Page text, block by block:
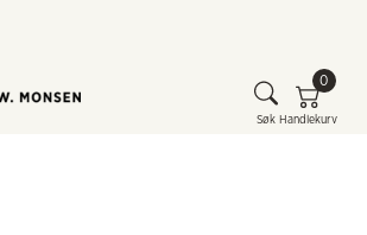
Søk
0
Handlekurv